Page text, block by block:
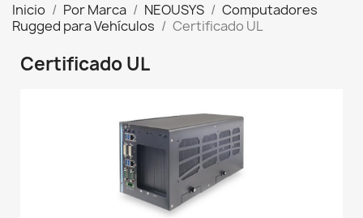
Inicio Por Marca NEOUSYS
Computadores
Rugged para Vehículos
Certificado UL
Certificado UL